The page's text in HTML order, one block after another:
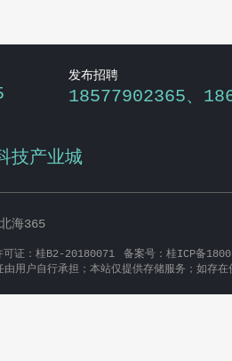
发布招聘
18577902365、
技产业城
北海365
可证：桂B2-20180071
备案号：桂ICP备
用户自行承担；本站仅提供存储服务；如存